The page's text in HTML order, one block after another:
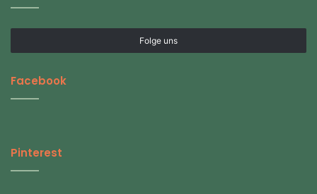
Folge uns
Facebook
Pinterest